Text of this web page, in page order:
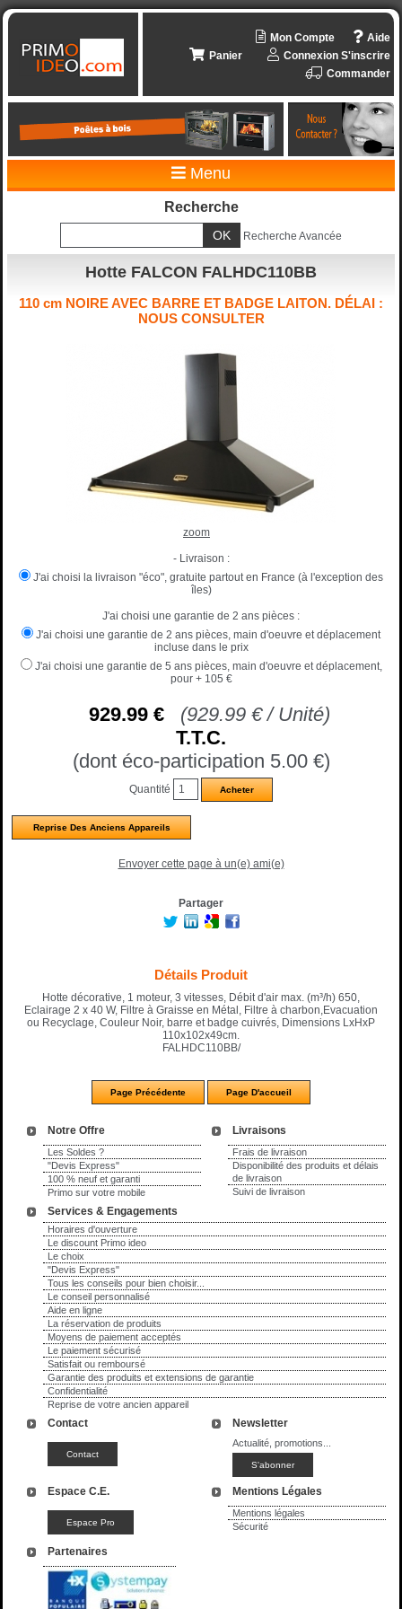
Aide
Mon Compte
Connexion S'inscrire
Panier
Commander
Menu
Notre Offre
Les Soldes ?
"Devis Express"
100 % neuf et garanti
Primo sur votre mobile
Livraisons
Frais de livraison
Disponibilité des produits et délais
de livraison
Suivi de livraison
Services & Engagements
Horaires d'ouverture
Le discount Primo ideo
Le choix
"Devis Express"
Tous les conseils pour bien choisir...
Le conseil personnalisé
Aide en ligne
La réservation de produits
Moyens de paiement acceptés
Le paiement sécurisé
Satisfait ou remboursé
Garantie des produits et extensions de garantie
Confidentialité
Reprise de votre ancien appareil
Recherche
Recherche Avancée
Contact Newsletter
Actualité, promotions...
Espace C.E. Mentions Légales
Mentions légales
Sécurité
Partenaires
Hotte FALCON FALHDC110BB
110 cm NOIRE AVEC BARRE ET BADGE LAITON. DÉLAI :
NOUS CONSULTER
zoom
- Livraison :
J'ai choisi la livraison "éco", gratuite partout en France (à l'exception des
îles)
J'ai choisi une garantie de 2 ans pièces :
J'ai choisi une garantie de 2 ans pièces, main d'oeuvre et déplacement
incluse dans le prix
J'ai choisi une garantie de 5 ans pièces, main d'oeuvre et déplacement,
pour+ 105 €
(929.99 €/ Unité)
929.99€
T.T.C.
(dont éco-participation 5.00 €)
Quantité
Reprise Des Anciens Appareils
Envoyer cette page à un(e) ami(e)
Partager
Détails Produit
Hotte décorative, 1 moteur, 3 vitesses, Débit d'air max. (m³/h) 650,
Eclairage 2 x 40 W, Filtre à Graisse en Métal, Filtre à charbon,Evacuation
ou Recyclage, Couleur Noir, barre et badge cuivrés, Dimensions LxHxP
110x102x49cm.
FALHDC110BB/